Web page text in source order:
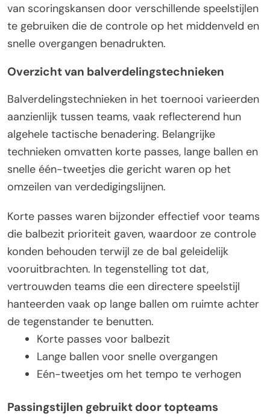
van scoringskansen door verschillende speelstijlen
te gebruiken die de controle op het middenveld en
snelle overgangen benadrukten.
Overzicht van balverdelingstechnieken
Balverdelingstechnieken in het toernooi varieerden
aanzienlijk tussen teams, vaak reflecterend hun
algehele tactische benadering. Belangrijke
technieken omvatten korte passes, lange ballen en
snelle één-tweetjes die gericht waren op het
omzeilen van verdedigingslijnen.
Korte passes waren bijzonder effectief voor teams
die balbezit prioriteit gaven, waardoor ze controle
konden behouden terwijl ze de bal geleidelijk
vooruitbrachten. In tegenstelling tot dat,
vertrouwden teams die een directere speelstijl
hanteerden vaak op lange ballen om ruimte achter
de tegenstander te benutten.
Korte passes voor balbezit
Lange ballen voor snelle overgangen
Eén-tweetjes om het tempo te verhogen
Passingstijlen gebruikt door topteams